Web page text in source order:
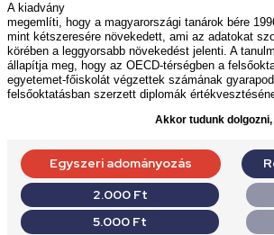
A kiadvány
megemlíti, hogy a magyarországi tanárok bére
mint kétszeresére növekedett, ami az adatokat
körében a leggyorsabb növekedést jelenti. A
állapítja meg, hogy az OECD-térségben a
egyetemet-főiskolát végzettek számának
felsőoktatásban szerzett diplomák
Akkor tudunk